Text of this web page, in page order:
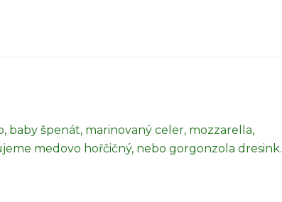
baby špenát, marinovaný celer, mozzarella,
medovo hořčičný, nebo gorgonzola dresink.